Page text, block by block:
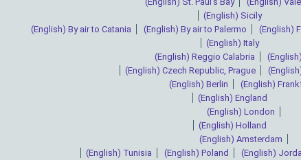
(English) Sicily
(English) By air to Catania
(English) By air to Palermo
(English)
(English) Italy
(English) Reggio Calabria
(English) Czech Republic, Prague
(English) Berlin
(English)
(English) England
(English) London
(English) Holland
(English) Amsterdam
(English) Tunisia
(English) Poland (English)